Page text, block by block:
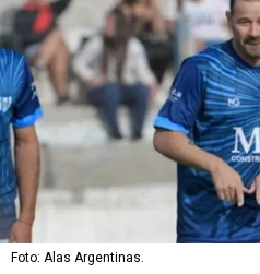
Foto: Alas Argentinas.